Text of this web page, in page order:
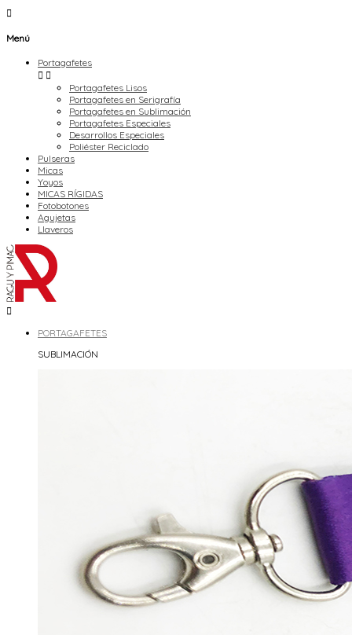

Menú
Portagafetes
 
Portagafetes Lisos
Portagafetes en Serigrafía
Portagafetes en Sublimación
Portagafetes Especiales
Desarrollos Especiales
Poliéster Reciclado
Pulseras
Micas
Yoyos
MICAS RÍGIDAS
Fotobotones
Agujetas
Llaveros

PORTAGAFETES
SUBLIMACIÓN